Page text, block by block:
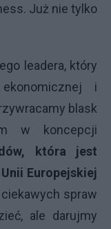
Już nie tylko
leadera, który
i
blask
w koncepcji
która jest
Europejskiej
ciekawych spraw
ale darujmy